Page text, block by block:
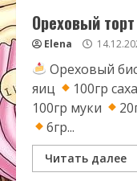
Ореховый
Elena
Ореховый
яиц
100гр
100гр муки
6гр...
Читать далее